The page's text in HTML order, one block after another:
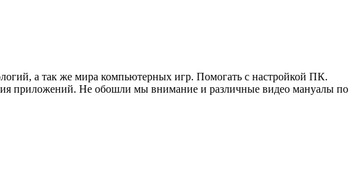
а так же мира компьютерных игр. Помогать с настройкой ПК.
приложений. Не обошли мы внимание и различные видео мануалы по